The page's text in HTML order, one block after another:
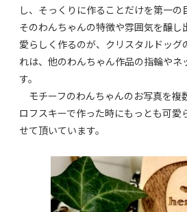
し、そっくりに作ることだけを第一の
そのわんちゃんの特徴や雰囲気を醸し
愛らしく作るのが、クリスタルドッ
れは、他のわんちゃん作品の指輪やネ
す。
モチーフのわんちゃんのお写真を複
ロフスキーで作った時にもっとも可愛
せて頂いています。